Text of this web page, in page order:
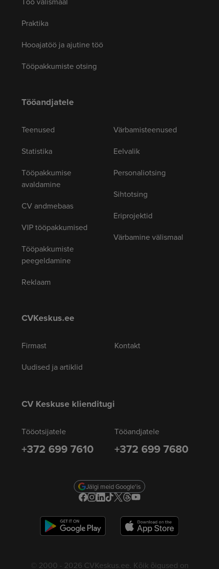
Praktika
Hooajatöö ja ajutine töö
Tööpakkumiste otsing
Tööandjatele
Teenused
Statistika
Tööpakkumise
avaldamine
CV andmebaas
VIP tööpakkumised
Tööpakkumiste
peegeldamine
Reklaam
Värbamisteenused
Eelvalik
Personaliotsing
Sihtotsing
Eriprojektid
Värbamine välismaal
CVKeskus.ee
Firmast
Uudised ja artiklid
Kontakt
CV Keskuse klienditugi
Tööotsijatele
+372 699 7610
Tööandjatele
+372 699 7680
Jälgi meid Google'is
© 2000 - 2026 CVKeskus.ee. Kõik õigused on